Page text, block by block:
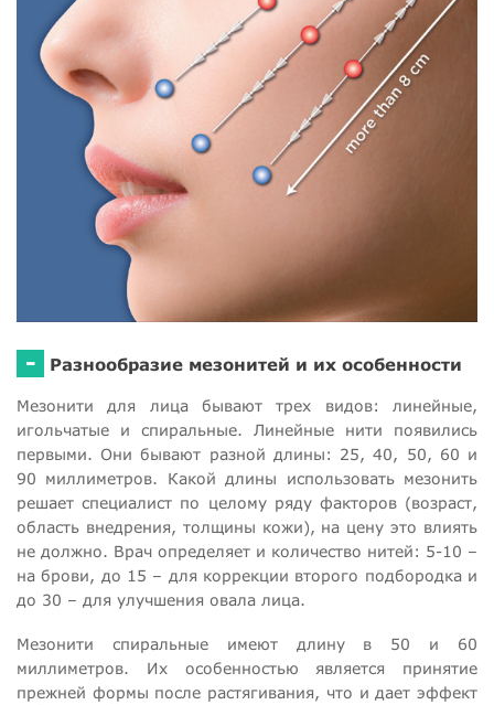
- Разнообразие мезонитей и их особенности
Мезонити для лица бывают трех видов: линейные,
игольчатые и спиральные. Линейные нити появились
первыми. Они бывают разной длины: 25, 40, 50, 60 и
90 миллиметров. Какой длины использовать мезонить
решает специалист по целому ряду факторов (возраст,
область внедрения, толщины кожи), на цену это влиять
не должно. Врач определяет и количество нитей: 5-10 –
на брови, до 15 – для коррекции второго подбородка и
до 30 – для улучшения овала лица.
Мезонити спиральные имеют длину в 50 и 60
миллиметров. Их особенностью является принятие
прежней формы после растягивания, что и дает эффект